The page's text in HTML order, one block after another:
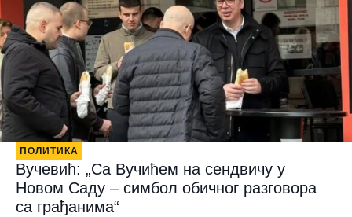
ПОЛИТИКА
Вучевић: „Са Вучићем на сендвичу у
Новом Саду – симбол обичног разговора
са грађанима“